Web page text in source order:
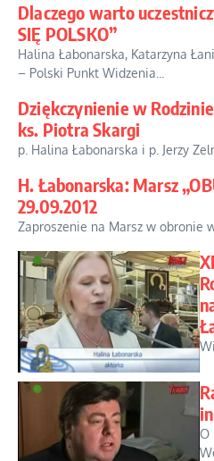
Dlaczego warto
SIĘ POLSKO”
Halina Łabonarska, Katarzyna
– Polski Punkt Widzenia...
Dziękczynienie w
ks. Piotra Skargi
p. Halina Łabonarska i p. Jerzy
H. Łabonarska: Marsz
29.09.2012
Zaproszenie na Marsz w obronie
O